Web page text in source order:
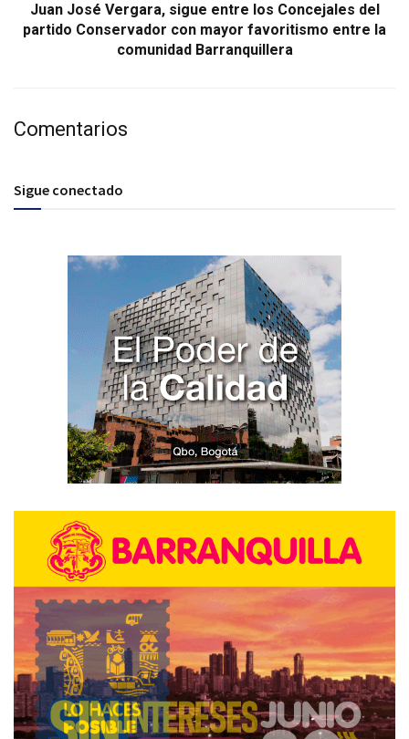
Juan José Vergara, sigue entre los Concejales del
partido Conservador con mayor favoritismo entre la
comunidad Barranquillera
Comentarios
Sigue conectado